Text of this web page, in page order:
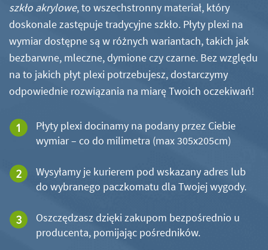
szkło akrylowe, to wszechstronny materiał, który
doskonale zastępuje tradycyjne szkło. Płyty plexi na
wymiar dostępne są w różnych wariantach, takich jak
bezbarwne, mleczne, dymione czy czarne. Bez względu
na to jakich płyt plexi potrzebujesz, dostarczymy
odpowiednie rozwiązania na miarę Twoich oczekiwań!
Płyty plexi docinamy na podany przez Ciebie
wymiar – co do milimetra (max 305x205cm)
Wysyłamy je kurierem pod wskazany adres lub
do wybranego paczkomatu dla Twojej wygody.
Oszczędzasz dzięki zakupom bezpośrednio u
producenta, pomijając pośredników.